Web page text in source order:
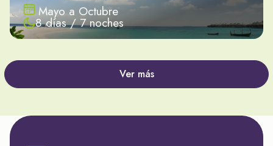
Mayo a Octubre
8 días / 7 noches
Ver más